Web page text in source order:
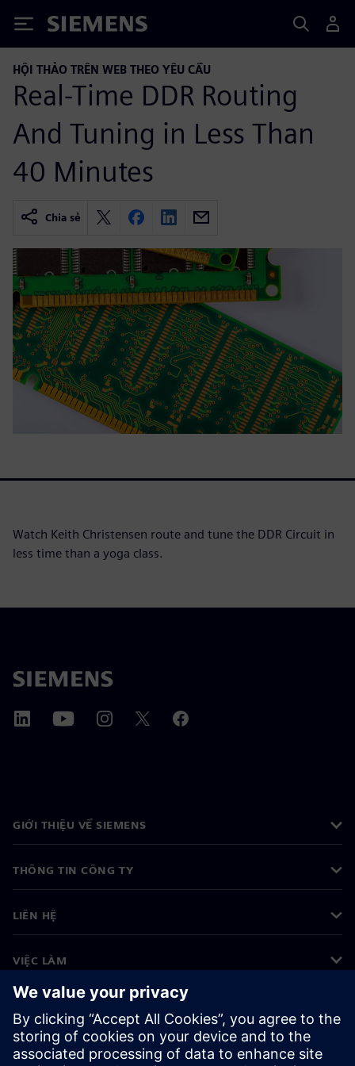
Siemens
HỘI THẢO TRÊN WEB THEO YÊU CẦU
Real-Time DDR Routing
And Tuning in Less Than
40 Minutes
Chia sẻ
Watch Keith Christensen route and tune the DDR Circuit in
less time than a yoga class.
GIỚI THIỆU VỀ SIEMENS
THÔNG TIN CÔNG TY
LIÊN HỆ
VIỆC LÀM
©Siemens 2026
Thông tin doanh nghiệp